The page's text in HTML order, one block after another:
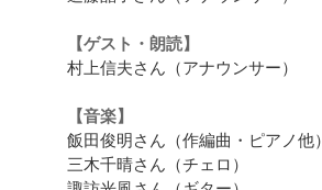
【ゲスト・朗読】
村上信夫さん（アナウンサー）
【音楽】
飯田俊明さん（作編曲・ピアノ他）
三木千晴さん（チェロ）